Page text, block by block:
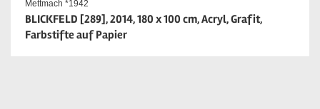
Mettmach *1942
BLICKFELD [289], 2014, 180 x 100 cm, Acryl, Grafit,
Farbstifte auf Papier